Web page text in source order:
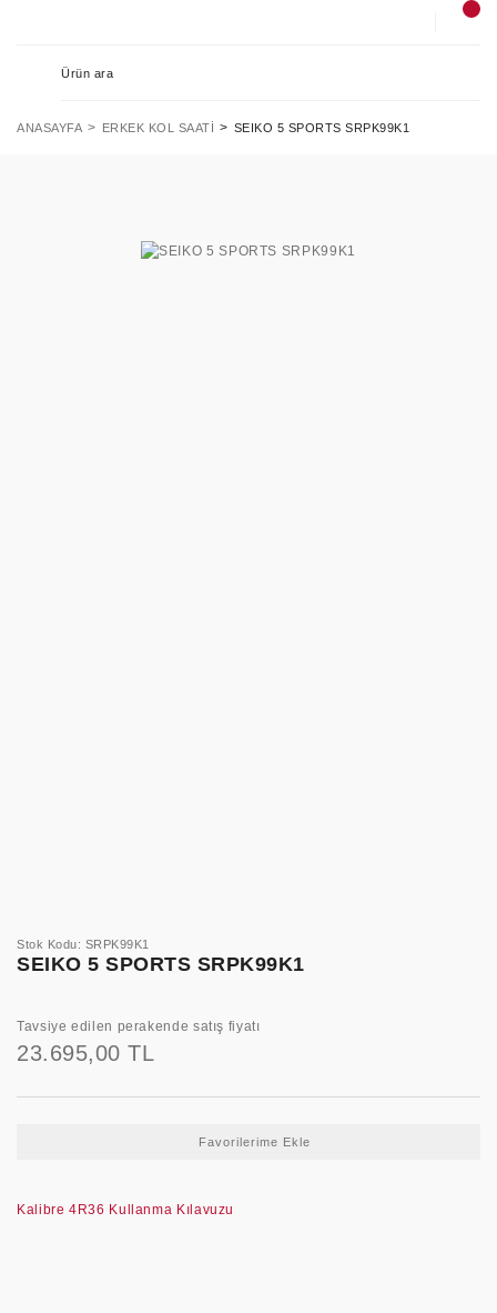
ANASAYFA ERKEK KOL SAATI SEIKO 5 SPORTS SRPK99K1
Stok Kodu: SRPK99K1
SEIKO 5 SPORTS SRPK99K1
Tavsiye edilen perakende satış fiyatı
23.695,00 TL
Kalibre 4R36 Kullanma Kılavuzu